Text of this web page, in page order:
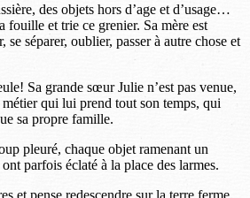
des objets hors d’age et d’usage…
fouille et trie ce grenier. Sa mère est
séparer, oublier, passer à autre chose et
Sa grande sœur Julie n’est pas venue,
qui lui prend tout son temps, qui
sa propre famille.
pleuré, chaque objet ramenant un
parfois éclaté à la place des larmes.
et pense redescendre sur la terre ferme,